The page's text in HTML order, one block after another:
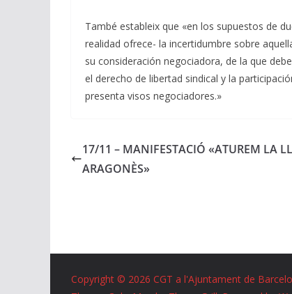
També estableix que «en los supuestos de
realidad ofrece- la incertidumbre sobre
su consideración negociadora, de la que
el derecho de libertad sindical y la
presenta visos negociadores.»
17/11 – MANIFESTACIÓ «ATUREM LA
ARAGONÈS»
Copyright © 2026 CGT a l'Ajuntament de